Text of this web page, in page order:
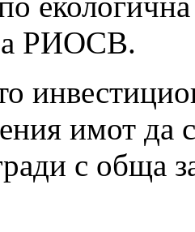
РИОСВ.
имот да
с обща